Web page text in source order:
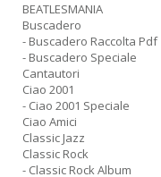
BEATLESMANIA
Buscadero
- Buscadero Raccolta Pdf
- Buscadero Speciale
Cantautori
Ciao 2001
- Ciao 2001 Speciale
Ciao Amici
Classic Jazz
Classic Rock
- Classic Rock Album